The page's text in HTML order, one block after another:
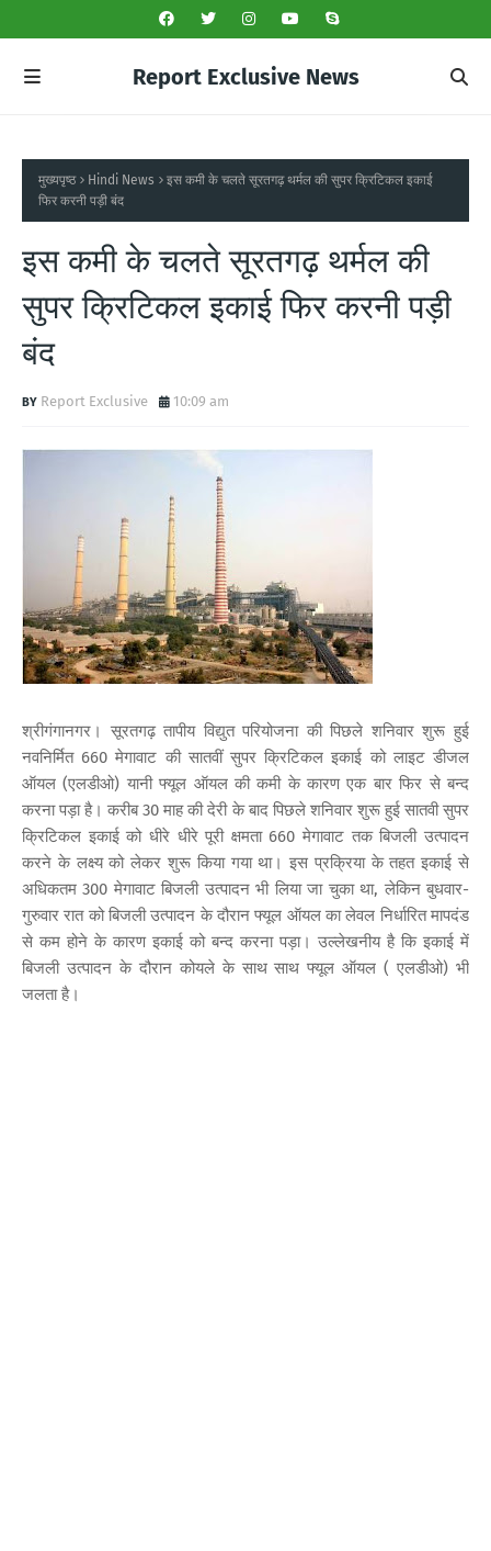
Report Exclusive News
मुख्यपृष्ठ Hindi News
इस कमी के चलते सूरतगढ़ थर्मल की सुपर क्रिटिकल इकाई
फिर करनी पड़ी बंद
इस कमी के चलते सूरतगढ़ थर्मल की
सुपर क्रिटिकल इकाई फिर करनी पड़ी
बंद
Report Exclusive 10:09 am
श्रीगंगानगर। सूरतगढ़ तापीय विद्युत परियोजना की पिछले शनिवार शुरू हुई
नवनिर्मित 660 मेगावाट की सातवीं सुपर क्रिटिकल इकाई को लाइट डीजल
ऑयल (एलडीओ) यानी फ्यूल ऑयल की कमी के कारण एक बार फिर से बन्द
करना पड़ा है। करीब 30 माह की देरी के बाद पिछले शनिवार शुरू हुई सातवी सुपर
क्रिटिकल इकाई को धीरे धीरे पूरी क्षमता 660 मेगावाट तक बिजली उत्पादन
करने के लक्ष्य को लेकर शुरू किया गया था। इस प्रक्रिया के तहत इकाई से
अधिकतम 300 मेगावाट बिजली उत्पादन भी लिया जा चुका था, लेकिन बुधवार-
गुरुवार रात को बिजली उत्पादन के दौरान फ्यूल ऑयल का लेवल निर्धारित मापदंड
से कम होने के कारण इकाई को बन्द करना पड़ा। उल्लेखनीय है कि इकाई में
बिजली उत्पादन के दौरान कोयले के साथ साथ फ्यूल ऑयल ( एलडीओ) भी
जलता है।